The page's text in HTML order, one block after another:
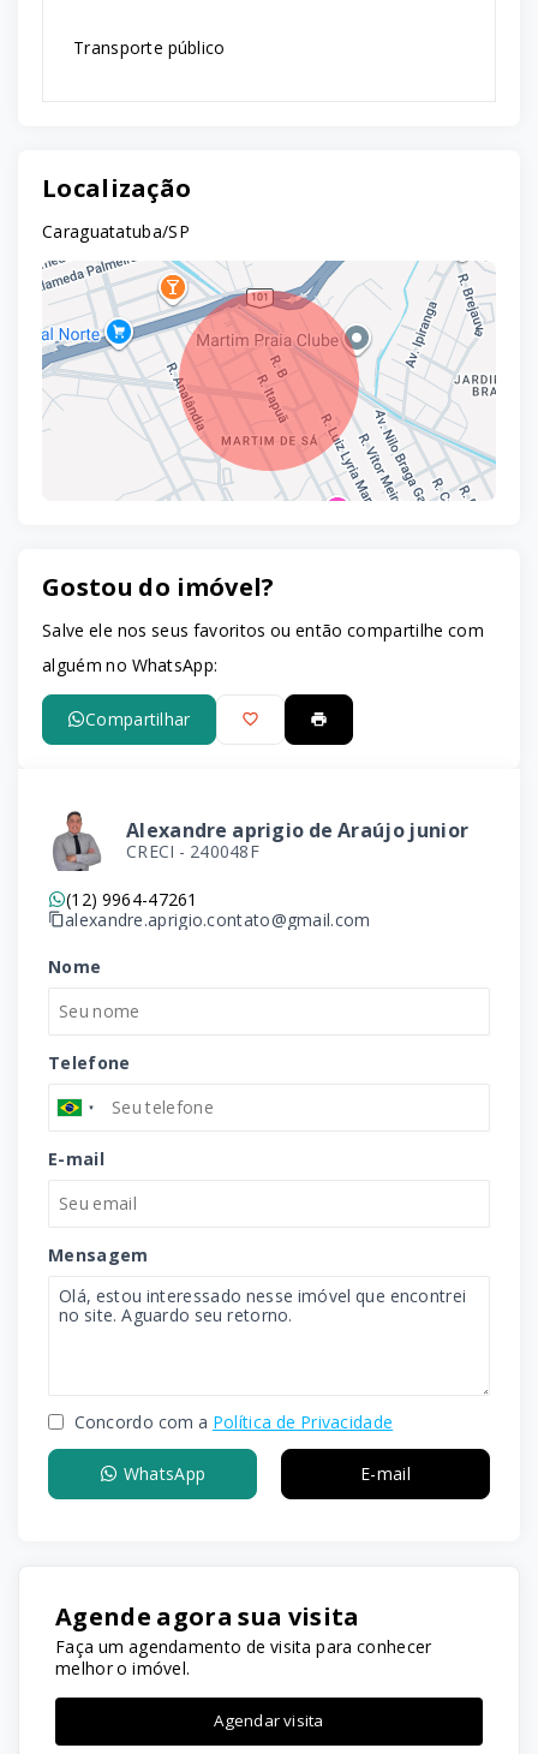
Transporte público
Localização
Caraguatatuba/SP
Gostou do imóvel?
Salve ele nos seus favoritos ou então compartilhe com
alguém no WhatsApp:
Compartilhar
Alexandre aprigio de Araújo junior
CRECI - 240048F
(12) 9964-47261
alexandre.aprigio.contato@gmail.com
Nome
Telefone
E-mail
Mensagem
Concordo com a Política de Privacidade
WhatsApp E-mail
Agende agora sua visita
Faça um agendamento de visita para conhecer
melhor o imóvel.
Agendar visita